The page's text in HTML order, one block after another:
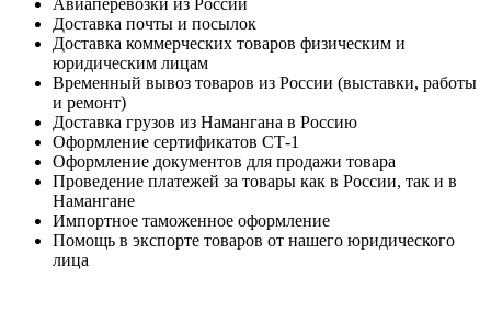
Авиаперевозки из России
Доставка почты и посылок
Доставка коммерческих товаров физическим и
юридическим лицам
Временный вывоз товаров из России (выставки, работы
и ремонт)
Доставка грузов из Намангана в Россию
Оформление сертификатов СТ-1
Оформление документов для продажи товара
Проведение платежей за товары как в России, так и в
Намангане
Импортное таможенное оформление
Помощь в экспорте товаров от нашего юридического
лица